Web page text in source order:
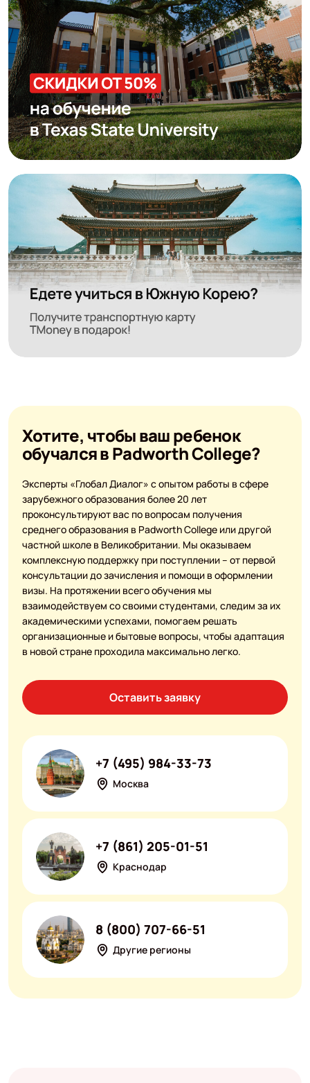
Хотите, чтобы ваш ребенок
обучался в Padworth College?
Эксперты «Глобал Диалог» с опытом работы в сфере
зарубежного образования более 20 лет
проконсультируют вас по вопросам получения
среднего образования в Padworth College или другой
частной школе в Великобритании. Мы оказываем
комплексную поддержку при поступлении – от первой
консультации до зачисления и помощи в оформлении
визы. На протяжении всего обучения мы
взаимодействуем со своими студентами, следим за их
академическими успехами, помогаем решать
организационные и бытовые вопросы, чтобы адаптация
в новой стране проходила максимально легко.
Оставить заявку
Москва
+7 (495) 984-33-73
Краснодар
+7 (861) 205-01-51
Другие регионы
8 (800) 707-66-51